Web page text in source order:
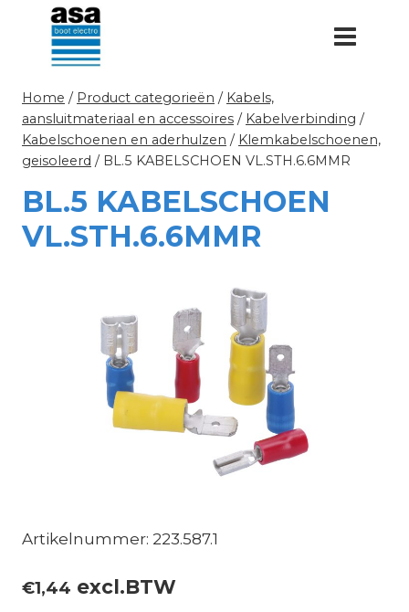
Doorgaan
inhoud
Home / Product categorieën / Kabels,
aansluitmateriaal en accessoires / Kabelverbinding /
Kabelschoenen en aderhulzen / Klemkabelschoenen,
geisoleerd / BL.5 KABELSCHOEN VL.STH.6.6MMR
BL.5 KABELSCHOEN
VL.STH.6.6MMR
Artikelnummer: 223.587.1
€1,44 excl.BTW